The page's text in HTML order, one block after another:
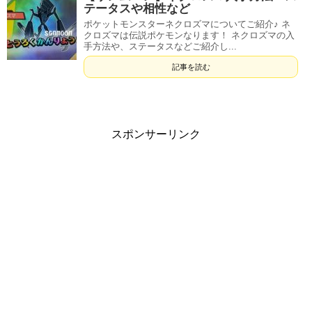
テータスや相性など
ポケットモンスターネクロズマについてご紹介♪ ネ
クロズマは伝説ポケモンなります！ ネクロズマの入
手方法や、ステータスなどご紹介し...
記事を読む
スポンサーリンク